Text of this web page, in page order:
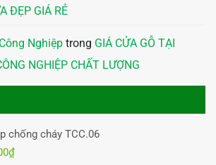
ĐẸP GIÁ RẺ
Nghiệp trong GIÁ CỬA GỖ TẠI
NGHIỆP CHẤT LƯỢNG
chống cháy TCC.06
₫